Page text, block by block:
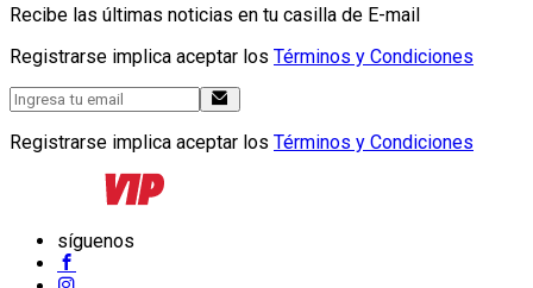
Recibe las últimas noticias en tu casilla de E-mail
Registrarse implica aceptar los Términos y Condiciones
Registrarse implica aceptar los Términos y Condiciones
síguenos